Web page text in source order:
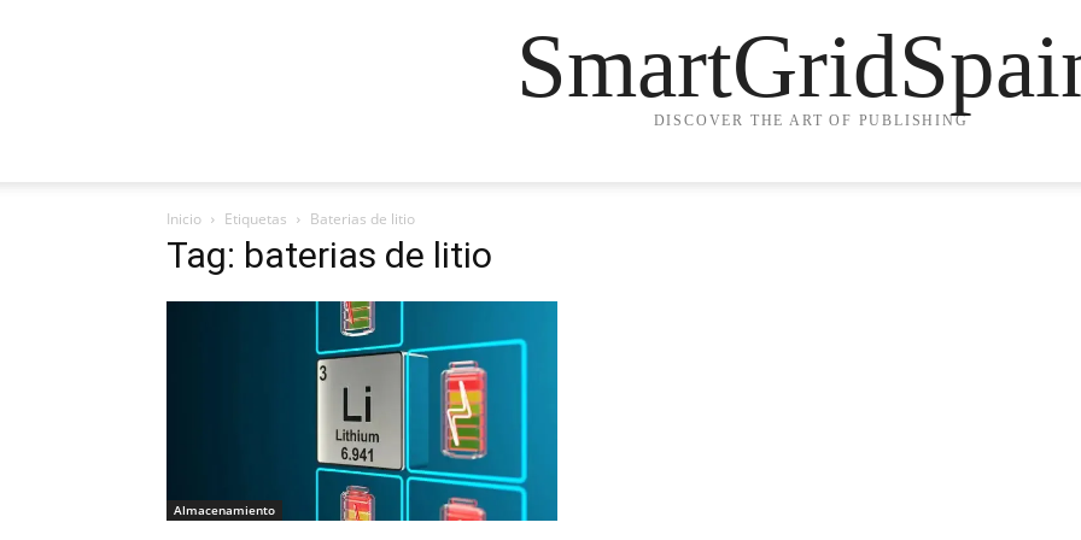
DISCOVER THE ART OF PUBLISHING
Inicio Etiquetas Baterias de litio
Tag: baterias de litio
Almacenamiento